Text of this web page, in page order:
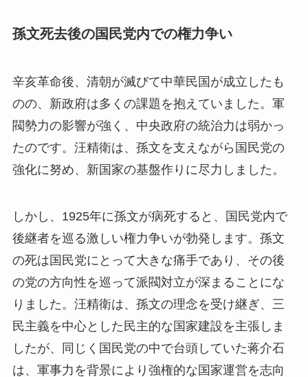
孫文死去後の国民党内での権力争い
辛亥革命後、清朝が滅びて中華民国が成立したも
のの、新政府は多くの課題を抱えていました。軍
閥勢力の影響が強く、中央政府の統治力は弱かっ
たのです。汪精衛は、孫文を支えながら国民党の
強化に努め、新国家の基盤作りに尽力しました。
しかし、1925年に孫文が病死すると、国民党内で
後継者を巡る激しい権力争いが勃発します。孫文
の死は国民党にとって大きな痛手であり、その後
の党の方向性を巡って派閥対立が深まることにな
りました。汪精衛は、孫文の理念を受け継ぎ、三
民主義を中心とした民主的な国家建設を主張しま
したが、同じく国民党の中で台頭していた蒋介石
は、軍事力を背景により強権的な国家運営を志向